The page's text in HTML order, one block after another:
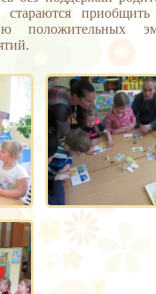
приобщить
положительных